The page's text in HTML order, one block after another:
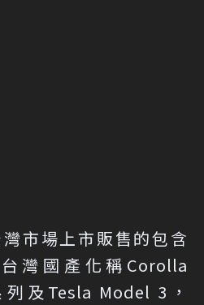
市場上市販售的包含
台灣國產化稱Corolla
及Tesla Model 3，